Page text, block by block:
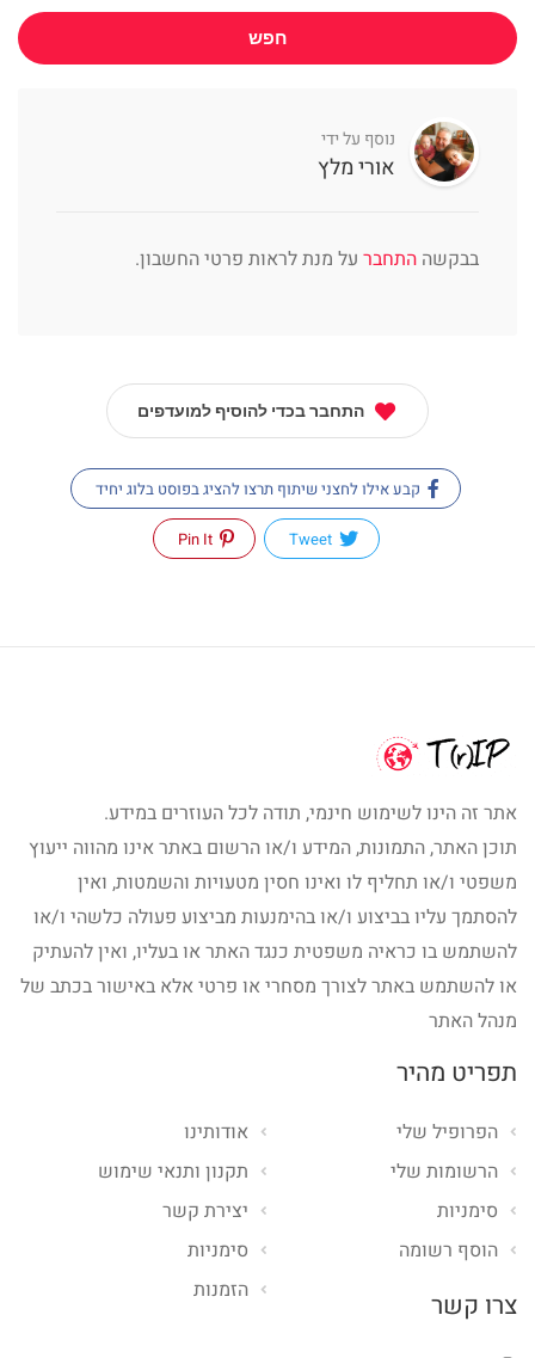
חפש
נוסף על ידי
אורי מלץ
בבקשה התחבר על מנת לראות פרטי החשבון.
התחבר בכדי להוסיף למועדפים
קבע אילו לחצני שיתוף תרצו להציג בפוסט בלוג יחיד
Tweet
Pin It
אתר זה הינו לשימוש חינמי, תודה לכל העוזרים במידע.
תוכן האתר, התמונות, המידע ו/או הרשום באתר אינו מהווה ייעוץ
משפטי ו/או תחליף לו ואינו חסין מטעויות והשמטות, ואין
להסתמך עליו בביצוע ו/או בהימנעות מביצוע פעולה כלשהי ו/או
להשתמש בו כראיה משפטית כנגד האתר או בעליו, ואין להעתיק
או להשתמש באתר לצורך מסחרי או פרטי אלא באישור בכתב של
מנהל האתר
תפריט מהיר
אודותינו
תקנון ותנאי שימוש
יצירת קשר
סימניות
הזמנות
הפרופיל שלי
הרשומות שלי
סימניות
הוסף רשומה
צרו קשר